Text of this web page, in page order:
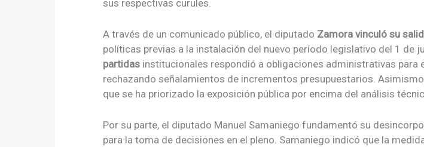
sus respectivas curules.
A través de un comunicado público, el diputado Zamora vinculó su
políticas previas a la instalación del nuevo período legislativo del 1 de
partidas institucionales respondió a obligaciones administrativas para
rechazando señalamientos de incrementos presupuestarios.
que se ha priorizado la exposición pública por encima del análisis
Por su parte, el diputado Manuel Samaniego fundamentó su
para la toma de decisiones en el pleno. Samaniego indicó que la